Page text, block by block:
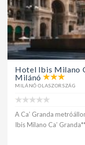
Hotel Ibis Milano
Milánó
MILÁNÓ OLASZORSZÁG
A Ca’ Granda
Ibis Milano Ca’